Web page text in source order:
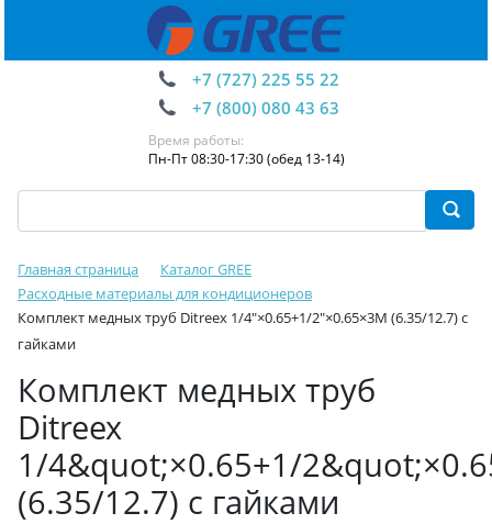
+7 (727) 225 55 22
+7 (800) 080 43 63
Время работы:
Пн-Пт 08:30-17:30 (обед 13-14)
Главная страница
Каталог GREE
Расходные материалы для кондиционеров
Комплект медных труб Ditreex 1/4"×0.65+1/2"×0.65×3М (6.35/12.7) с
гайками
Комплект медных труб
Ditreex
1/4&quot;×0.65+1/
(6.35/12.7) с гайками